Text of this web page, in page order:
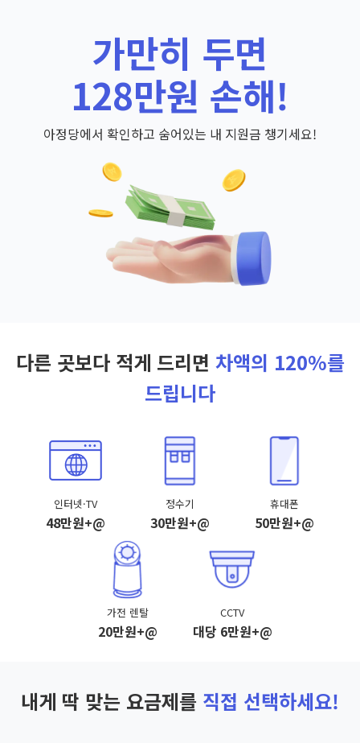
가만히 두면
128만원 손해!
아정당에서 확인하고 숨어있는 내 지원금 챙기세요!
다른 곳보다 적게 드리면 차액의 120%를
드립니다
인터넷·TV
48만원+@
정수기
30만원+@
휴대폰
50만원+@
가전 렌탈
20만원+@
CCTV
대당 6만원+@
내게 딱 맞는 요금제를 직접 선택하세요!